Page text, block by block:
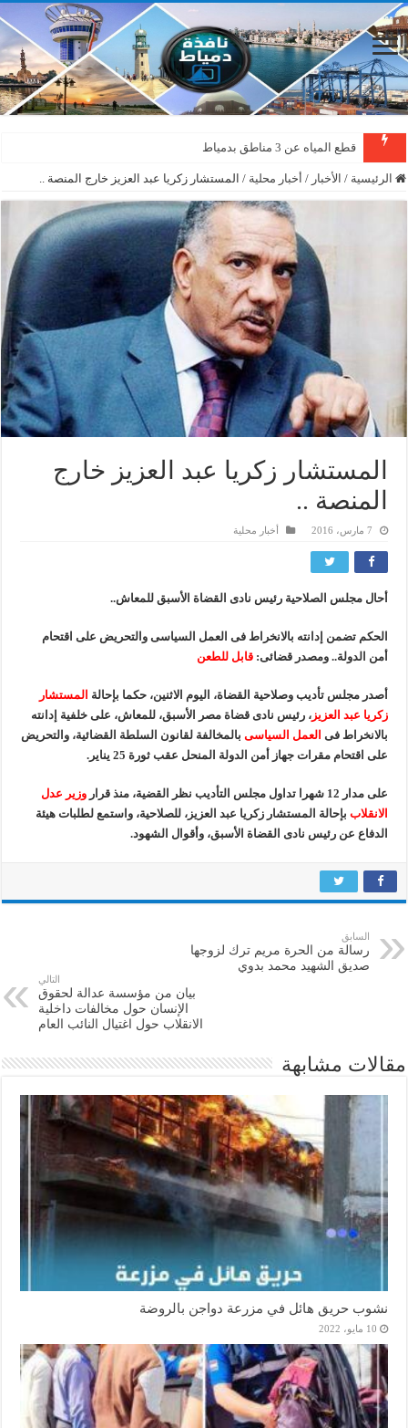
قطع المياه عن 3 مناطق بدمياط
الرئيسية / الأخبار / أخبار محلية / المستشار زكريا عبد العزيز خارج المنصة ..
المستشار زكريا عبد العزيز خارج
المنصة ..
7 مارس، 2016 أخبار محلية
أحال مجلس الصلاحية رئيس نادى القضاة الأسبق للمعاش..
الحكم تضمن إدانته بالانخراط فى العمل السياسى والتحريض على اقتحام
أمن الدولة.. ومصدر قضائى:قابل للطعن
أصدر مجلس تأديب وصلاحية القضاة، اليوم الاثنين، حكما بإحالة المستشار
زكريا عبد العزيز، رئيس نادى قضاة مصر الأسبق، للمعاش، على خلفية إدانته
بالانخراط فى العمل السياسى بالمخالفة لقانون السلطة القضائية، والتحريض
على اقتحام مقرات جهاز أمن الدولة المنحل عقب ثورة 25 يناير.
على مدار 12 شهرا تداول مجلس التأديب نظر القضية، منذ قرار
وزير عدل
الانقلاب بإحالة المستشار زكريا عبد العزيز، للصلاحية، واستمع لطلبات هيئة
الدفاع عن رئيس نادى القضاة الأسبق، وأقوال الشهود.
السابق
رسالة من الحرة مريم ترك لزوجها
صديق الشهيد محمد بدوي
التالي
بيان من مؤسسة عدالة لحقوق
الإنسان حول مخالفات داخلية
الانقلاب حول اغتيال النائب العام
مقالات مشابهة
نشوب حريق هائل في مزرعة دواجن بالروضة
10 مايو، 2022